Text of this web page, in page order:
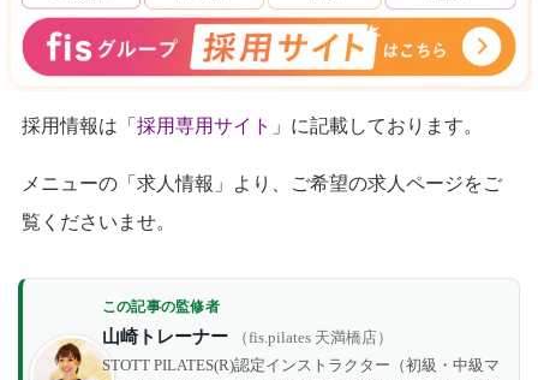
採用情報は「採用専用サイト 」に記載しております。
メニューの「求人情報」より、ご希望の求人ページをご
覧くださいませ。
この記事の監修者
山崎トレーナー
（fis.pilates 天満橋店）
STOTT PILATES(R)認定インストラクター（初級・中級マ